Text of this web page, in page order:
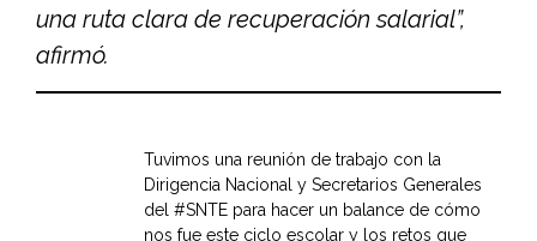
una ruta clara de recuperación salarial”,
afirmó.
Tuvimos una reunión de trabajo con la
Dirigencia Nacional y Secretarios Generales
del #SNTE para hacer un balance de cómo
nos fue este ciclo escolar y los retos que